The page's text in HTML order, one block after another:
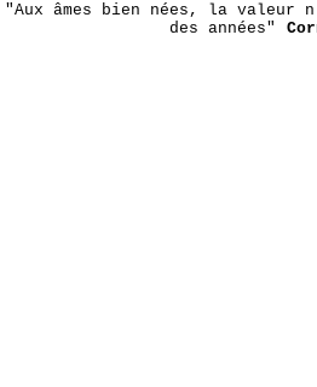
"Aux âmes bien nées, la valeur
des années"